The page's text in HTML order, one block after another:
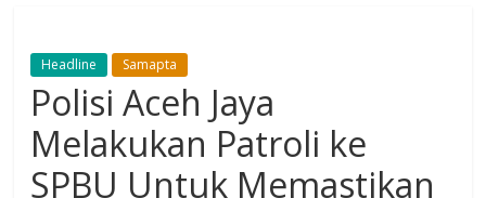
Headline Samapta
Polisi Aceh Jaya
Melakukan Patroli ke
SPBU Untuk Memastikan